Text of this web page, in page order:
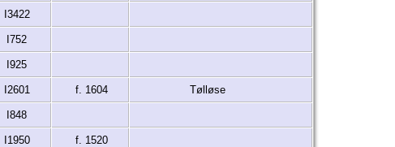
I3422
I752
I925
I2601 f. 1604 Tølløse
I848
I1950 f. 1520